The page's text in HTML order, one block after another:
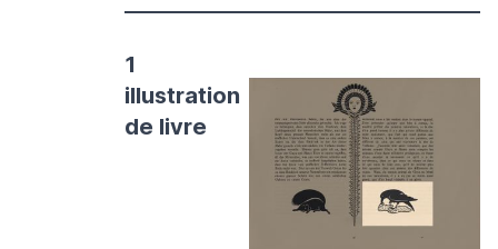
1
illustration
de livre